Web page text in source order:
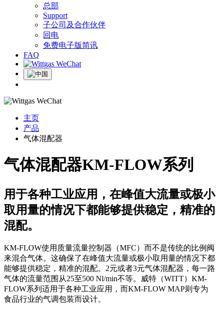
总部
Support
子公司及合作伙伴
回电
免费电子版简讯
FAQ
主页
产品
气体混配器
气体混配器KM-FLOW系列
用于各种工业应用，在峰值大流量或极小
取用量的情况下都能够提供稳定，精准的
混配。
KM-FLOW使用质量流量控制器（MFC）而不是传统的比例阀
来混合气体。这确保了在峰值大流量或极小取用量的情况下都
能够提供稳定，精准的混配。2元或者3元气体混配器，每一路
气体的流量范围从25至500 Nl/min不等。威特（WITT）KM-
FLOW系列适用于各种工业应用，而KM-FLOW MAP则专为
食品行业的气调包装而设计。